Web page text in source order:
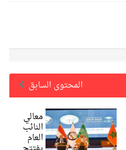
المحتوى السابق
معالي
النائب
العام